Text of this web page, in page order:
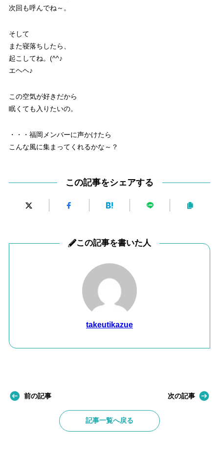
次回も呼んでね～。
そして
また寝落ちしたら、
起こしてね。(^^♪
エヘヘ♪
この空気が好きだから
眠くても入りたいの。
・・・福岡メンバーに声かけたら
こんな風に集まってくれるかな～？
この記事をシェアする
この記事を書いた人
takeutikazue
前の記事
記事一覧へ戻る
次の記事